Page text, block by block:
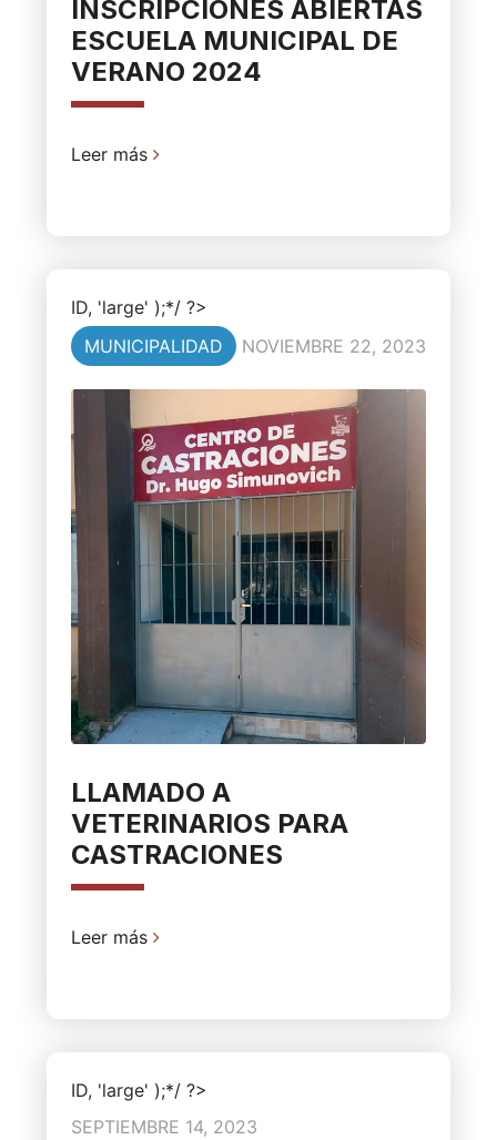
INSCRIPCIONES ABIERTAS
ESCUELA MUNICIPAL DE
VERANO 2024
Leer más
ID, 'large' );*/ ?>
MUNICIPALIDAD
NOVIEMBRE 22, 2023
LLAMADO A
VETERINARIOS PARA
CASTRACIONES
Leer más
ID, 'large' );*/ ?>
SEPTIEMBRE 14, 2023